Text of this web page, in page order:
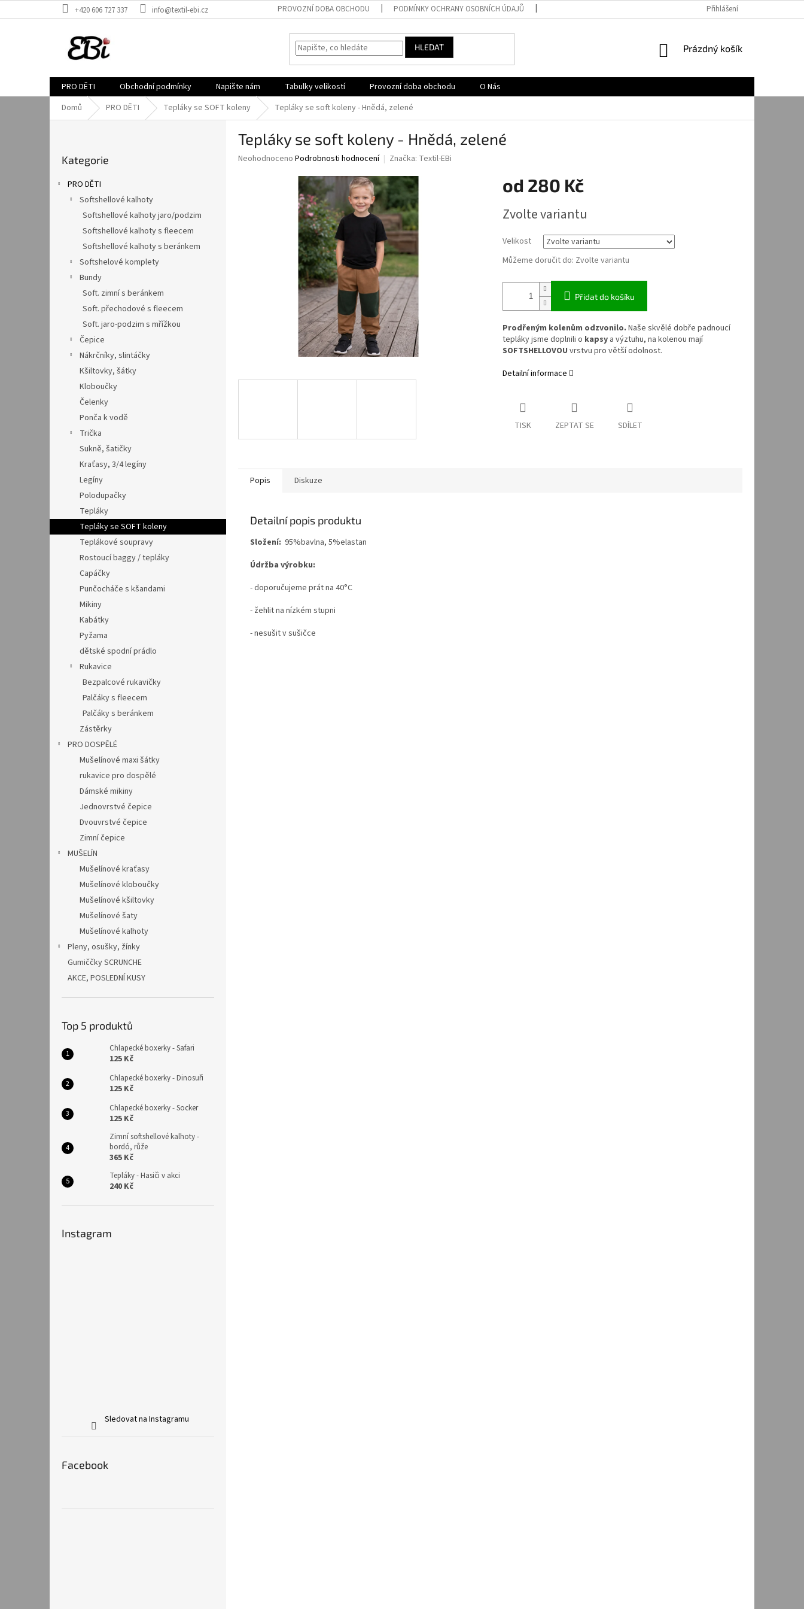
na
+420 606 727 337 info@textil-ebi.cz PROVOZNÍ DOBA OBCHODU PODMÍNKY OCHRANY OSOBNÍCH ÚDAJŮ Přihlášení
HLEDAT
NÁKUPNÍ
Prázdný košík
PRO DĚTI Obchodní podmínky Napište nám Tabulky velikostí Provozní doba obchodu
O Nás
Domů
PRO DĚTI Tepláky se SOFT koleny Tepláky se soft koleny - Hnědá, zelené
kategorie
Kategorie
PRO DĚTI
Softshellové kalhoty
Softshellové kalhoty jaro/podzim
Softshellové kalhoty s fleecem
Softshellové kalhoty s beránkem
Softshelové komplety
Bundy
Soft. zimní s beránkem
Soft. přechodové s fleecem
Soft. jaro-podzim s mřížkou
Čepice
Nákrčníky, slintáčky
Kšiltovky, šátky
Kloboučky
Čelenky
Ponča k vodě
Trička
Sukně, šatičky
Kraťasy, 3/4 legíny
Legíny
Polodupačky
Tepláky
Tepláky se SOFT koleny
Teplákové soupravy
Rostoucí baggy / tepláky
Capáčky
Punčocháče s kšandami
Mikiny
Kabátky
Pyžama
dětské spodní prádlo
Rukavice
Bezpalcové rukavičky
Palčáky s fleecem
Palčáky s beránkem
Zástěrky
PRO DOSPĚLÉ
Mušelínové maxi šátky
rukavice pro dospělé
Dámské mikiny
Jednovrstvé čepice
Dvouvrstvé čepice
Zimní čepice
MUŠELÍN
Mušelínové kraťasy
Mušelínové kloboučky
Mušelínové kšiltovky
Mušelínové šaty
Mušelínové kalhoty
Pleny, osušky, žínky
Gumiččky SCRUNCHE
AKCE, POSLEDNÍ KUSY
Top 5 produktů
Chlapecké boxerky - Safari
125 Kč
Chlapecké boxerky - Dinosuři
125 Kč
Chlapecké boxerky - Socker
125 Kč
Zimní softshellové kalhoty -
bordó, růže
365 Kč
Tepláky - Hasiči v akci
240 Kč
Instagram
Sledovat na Instagramu
Facebook
Tepláky se soft koleny - Hnědá, zelené
Průměrné
Neohodnoceno Podrobnosti hodnocení Značka: Textil-EBi
od 280 Kč
cena:
Zvolte variantu
Velikost
Můžeme doručit do: Zvolte variantu
Přidat do košíku
Prodřeným kolenům odzvonilo. Naše skvělé dobře padnoucí
tepláky jsme doplnili o kapsya výztuhu, na kolenou mají
SOFTSHELLOVOU vrstvu pro větší odolnost.
Detailní informace
TISK ZEPTAT SE SDÍLET
Popis Diskuze
Detailní popis produktu
Složení: 95%bavlna, 5%elastan
Údržba výrobku:
- doporučujeme prát na 40°C
- žehlit na nízkém stupni
- nesušit v sušičce